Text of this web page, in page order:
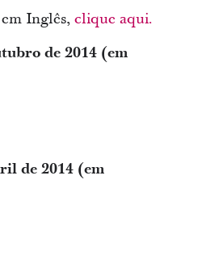
Inglês, clique aqui.
de 2014 (em
de 2014 (em